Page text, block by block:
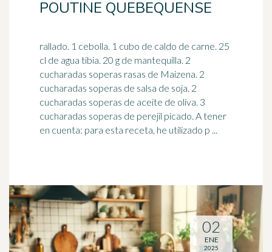
POUTINE QUEBEQUENSE
rallado. 1 cebolla. 1 cubo de caldo de carne. 25
cl de agua tibia. 20 g de mantequilla. 2
cucharadas soperas rasas de Maizena. 2
cucharadas soperas de salsa de soja. 2
cucharadas soperas de aceite de oliva. 3
cucharadas soperas de perejil picado. A tener
en cuenta: para esta receta, he utilizado p ...
02
ENE
2025